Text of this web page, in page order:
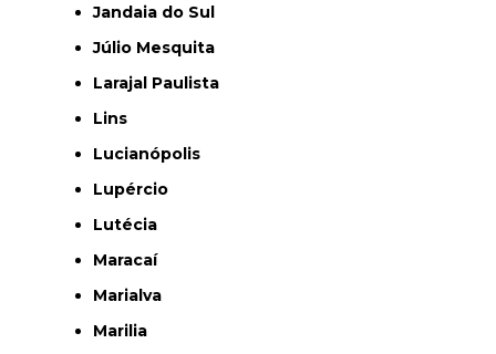
Jandaia do Sul
Júlio Mesquita
Larajal Paulista
Lins
Lucianópolis
Lupércio
Lutécia
Maracaí
Marialva
Marilia